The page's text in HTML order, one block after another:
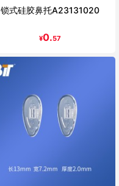
锁式硅胶鼻托A23131020
¥0.57